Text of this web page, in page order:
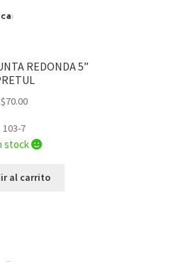
REDONDA 5”
$70.00
103-7
stock
al carrito